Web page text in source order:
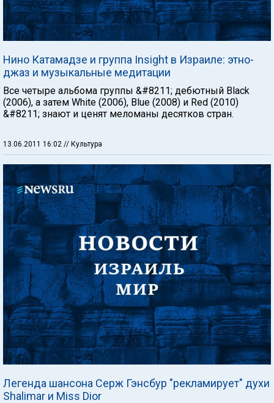
Нино Катамадзе и группа Insight в Израиле: этно-
джаз и музыкальные медитации
Все четыре альбома группы &#8211; дебютный Black
(2006), а затем White (2006), Blue (2008) и Red (2010)
&#8211; знают и ценят меломаны десятков стран.
13.06.2011 16:02 // Культура
Легенда шансона Серж Гэнсбур "рекламирует" духи
Shalimar и Miss Dior